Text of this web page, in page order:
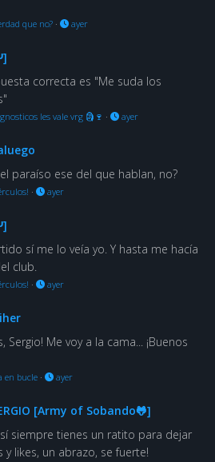
que no? · ayer
correcta es "Me suda los
les vale vrg 🗿🍷 · ayer
paraíso ese del que hablan, no?
· ayer
sí me lo veía yo. Y hasta me hacía
club.
· ayer
Sergio! Me voy a la cama... ¡Buenos
en bucle · ayer
[Army of Sobando🐸]
siempre tienes un ratito para dejar
y likes, un abrazo, se fuerte!